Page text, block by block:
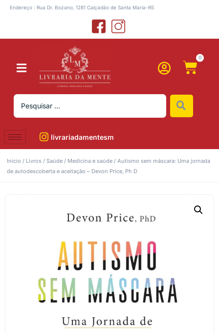
Endereço : Rua Dr. Bozano, 1281 Calçadão de Santa Maria-RS
0
livrariadamentesm
Início / Livros / Saúde / Medicina e saúde / Autismo sem máscara: Uma jornada
de autodescoberta e aceitação – Devon Price, Ph D